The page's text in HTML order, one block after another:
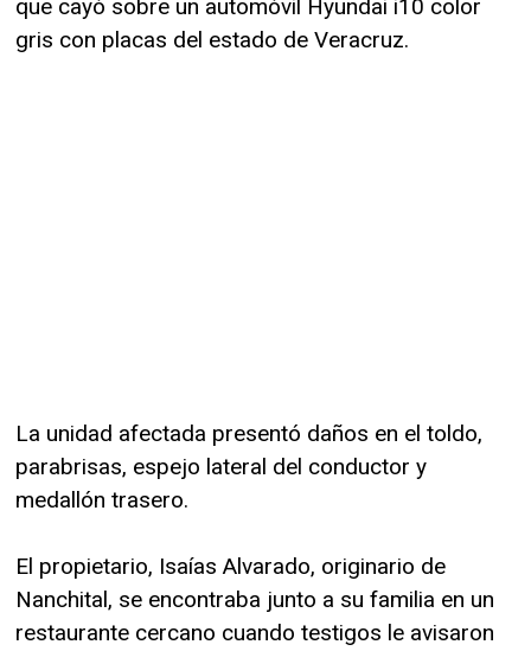
que cayó sobre un automóvil Hyundai i10 color
gris con placas del estado de Veracruz.
La unidad afectada presentó daños en el toldo,
parabrisas, espejo lateral del conductor y
medallón trasero.
El propietario, Isaías Alvarado, originario de
Nanchital, se encontraba junto a su familia en un
restaurante cercano cuando testigos le avisaron